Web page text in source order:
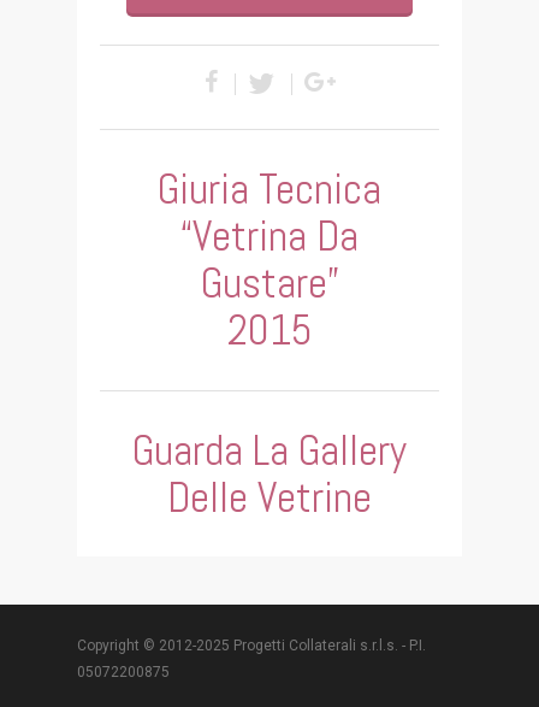
Giuria Tecnica
“Vetrina Da
Gustare”
2015
Guarda La Gallery
Delle Vetrine
Copyright © 2012-2025 Progetti Collaterali s.r.l.s. - P.I.
05072200875